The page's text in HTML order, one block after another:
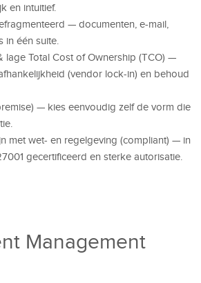
en intuitief.
— documenten, e-mail,
één suite.
lage Total Cost of Ownership (TCO) —
(vendor lock-in) en behoud
— kies eenvoudig zelf de vorm die
met wet- en regelgeving (compliant) — in
gecertificeerd en sterke autorisatie.
Management